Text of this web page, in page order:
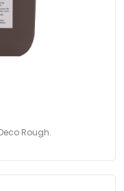
Rough.